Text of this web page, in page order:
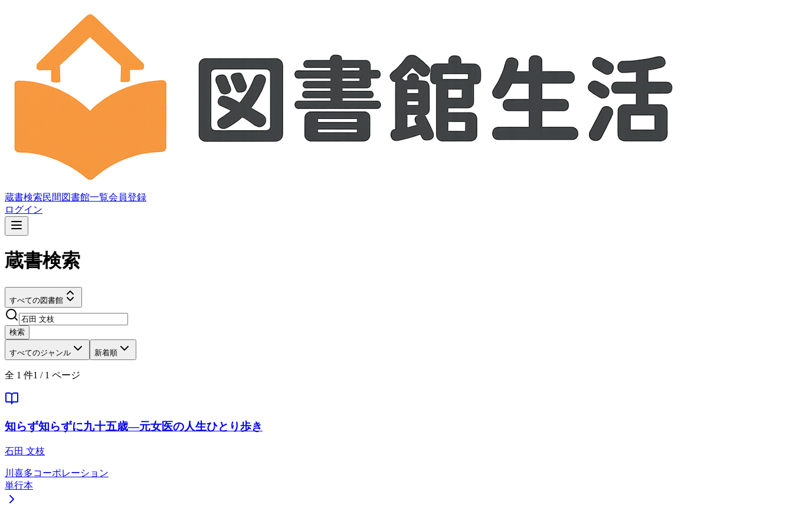
蔵書検索民間図書館一覧会員登録
ログイン
蔵書検索
すべての図書館
検索
すべてのジャンル 新着順
全 1 件1 / 1 ページ
知らず知らずに九十五歳―元女医の人生ひとり歩き
石田 文枝
川喜多コーポレーション
単行本